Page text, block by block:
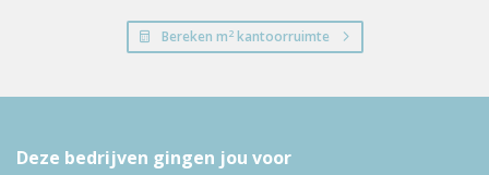
Bereken m2kantoorruimte
Deze bedrijven gingen jou voor